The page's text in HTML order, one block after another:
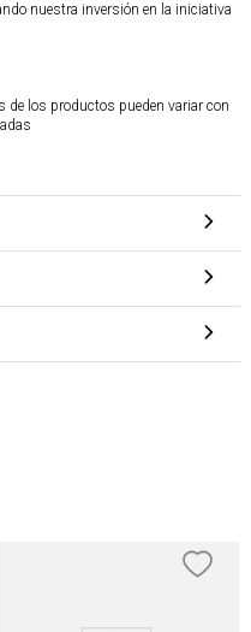
nuestra inversión en la iniciativa
de los productos pueden variar con